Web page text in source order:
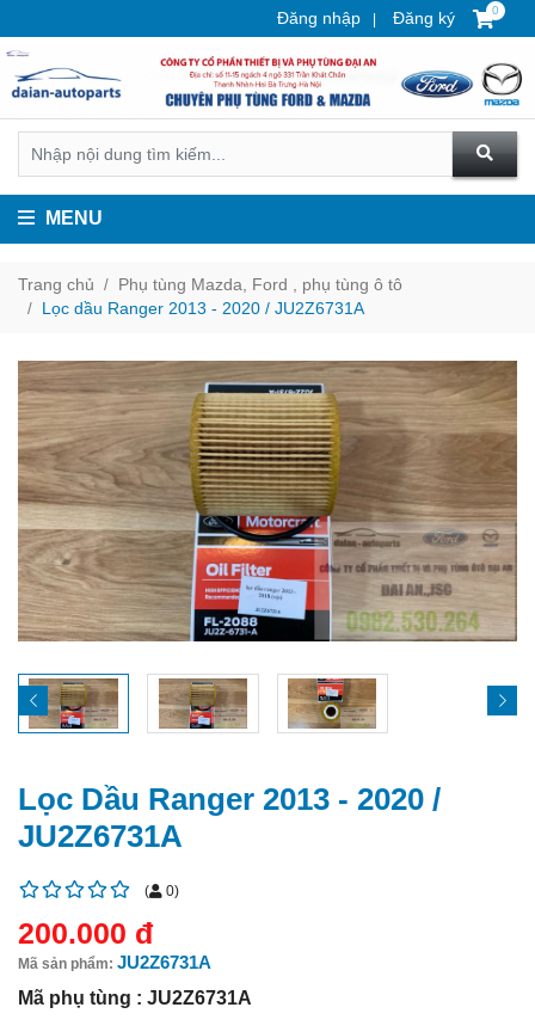
Đăng nhập Đăng ký 0
MENU
Trang chủ
Phụ tùng Mazda, Ford , phụ tùng ô tô
Lọc dầu Ranger 2013 - 2020 / JU2Z6731A
Lọc Dầu Ranger 2013 - 2020 /
JU2Z6731A
( 0)
200.000 đ
Mã sản phẩm: JU2Z6731A
Mã phụ tùng : JU2Z6731A